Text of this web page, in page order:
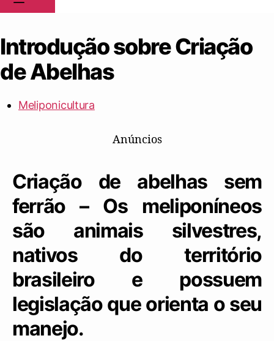
Introdução sobre Criação
de Abelhas
Meliponicultura
Anúncios
Criação de abelhas sem
ferrão – Os meliponíneos
são animais silvestres,
nativos do território
brasileiro e possuem
legislação que orienta o seu
manejo.